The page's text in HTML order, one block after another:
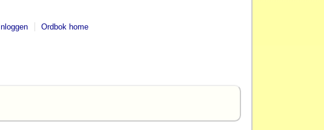
Inloggen Ordbok home